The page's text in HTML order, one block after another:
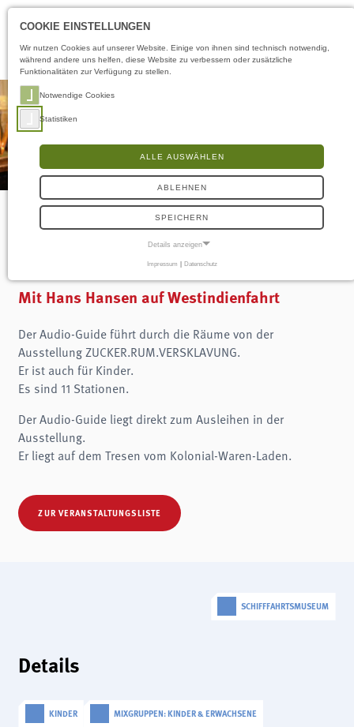
Öffnungszeiten
Audioguide für Kinder
Mit Hans Hansen auf Westindienfahrt
Der Audio-Guide führt durch die Räume von der
Ausstellung ZUCKER.RUM.VERSKLAVUNG.
Er ist auch für Kinder.
Es sind 11 Stationen.
Der Audio-Guide liegt direkt zum Ausleihen in der
Ausstellung.
Er liegt auf dem Tresen vom Kolonial-Waren-Laden.
ZUR VERANSTALTUNGSLISTE
SCHIFFFAHRTSMUSEUM
Details
KINDER MIXGRUPPEN: KINDER & ERWACHSENE
COOKIE EINSTELLUNGEN
Wir nutzen Cookies auf unserer Website. Einige von ihnen sind technisch notwendig,
während andere uns helfen, diese Website zu verbessern oder zusätzliche
Funktionalitäten zur Verfügung zu stellen.
Notwendige Cookies
Statistiken
ALLE AUSWÄHLEN
ABLEHNEN
SPEICHERN
Details anzeigen
einwandfreie Funktion der Website erforderlich.
Name:
fe_typo3_user
Anbieter:
Login
Cookie Laufzeit:
Einverständnis-Cookie
STATISTIKEN
analytics
Impressum | Datenschutz